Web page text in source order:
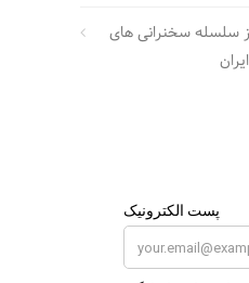
سلسله سخنرانی های